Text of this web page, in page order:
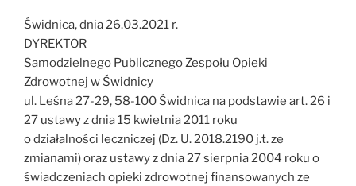
Świdnica, dnia 26.03.2021 r.
DYREKTOR
Samodzielnego Publicznego Zespołu Opieki
Zdrowotnej w Świdnicy
ul. Leśna 27-29, 58-100 Świdnica na podstawie art. 26 i
27 ustawy z dnia 15 kwietnia 2011 roku
o działalności leczniczej (Dz. U. 2018.2190 j.t. ze
zmianami) oraz ustawy z dnia 27 sierpnia 2004 roku o
świadczeniach opieki zdrowotnej finansowanych ze